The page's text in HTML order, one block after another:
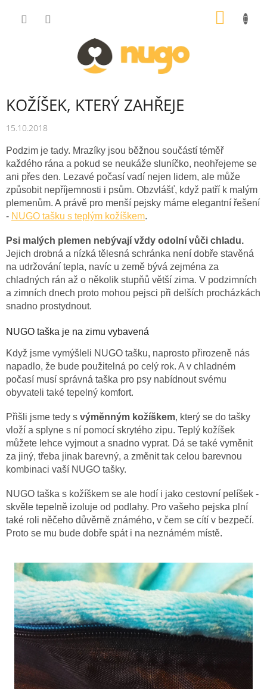
KOŽÍŠEK, KTERÝ ZAHŘEJE
15.10.2018
Podzim je tady. Mrazíky jsou běžnou součástí téměř
každého rána a pokud se neukáže sluníčko, neohřejeme se
ani přes den. Lezavé počasí vadí nejen lidem, ale může
způsobit nepříjemnosti i psům. Obzvlášť, když patří k malým
plemenům. A právě pro menší pejsky máme elegantní řešení
- NUGO tašku s teplým kožíškem.
Psi malých plemen nebývají vždy odolní vůči chladu.
Jejich drobná a nízká tělesná schránka není dobře stavěná
na udržování tepla, navíc u země bývá zejména za
chladných rán až o několik stupňů větší zima. V podzimních
a zimních dnech proto mohou pejsci při delších procházkách
snadno prostydnout.
NUGO taška je na zimu vybavená
Když jsme vymýšleli NUGO tašku, naprosto přirozeně nás
napadlo, že bude použitelná po celý rok. A v chladném
počasí musí správná taška pro psy nabídnout svému
obyvateli také tepelný komfort.
Přišli jsme tedy s výměnným kožíškem, který se do tašky
vloží a splyne s ní pomocí skrytého zipu. Teplý kožíšek
můžete lehce vyjmout a snadno vyprat. Dá se také vyměnit
za jiný, třeba jinak barevný, a změnit tak celou barevnou
kombinaci vaší NUGO tašky.
NUGO taška s kožíškem se ale hodí i jako cestovní pelíšek -
skvěle tepelně izoluje od podlahy. Pro vašeho pejska plní
také roli něčeho důvěrně známého, v čem se cítí v bezpečí.
Proto se mu bude dobře spát i na neznámém místě.